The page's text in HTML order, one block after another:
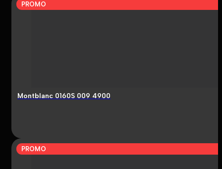
PROMO
Montblanc 0160S 009 4900
PROMO